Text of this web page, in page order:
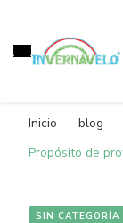
Inicio blog
Propósito de
SIN CATEGORÍA